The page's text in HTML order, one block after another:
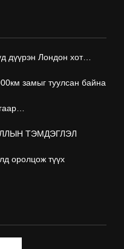
дүүрэн Лондон хот…
замыг туулсан байна
ТЭМДЭГЛЭЛ
оролцож түүх